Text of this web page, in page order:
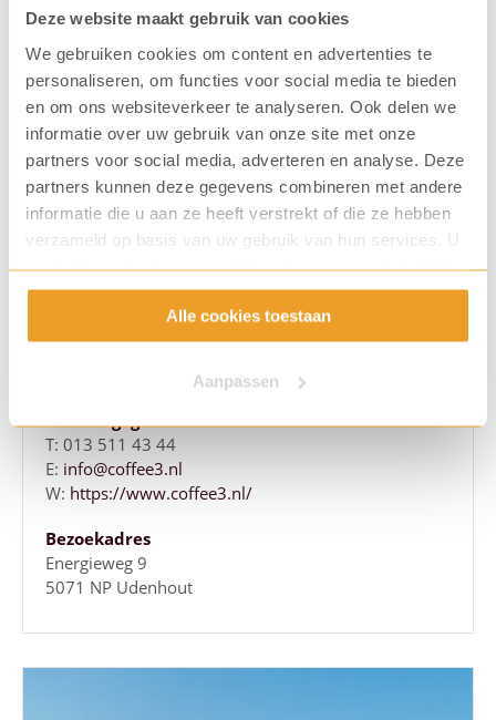
Deze website maakt gebruik van cookies
We gebruiken cookies om content en advertenties te
personaliseren, om functies voor social media te bieden
en om ons websiteverkeer te analyseren. Ook delen we
informatie over uw gebruik van onze site met onze
partners voor social media, adverteren en analyse. Deze
partners kunnen deze gegevens combineren met andere
informatie die u aan ze heeft verstrekt of die ze hebben
verzameld op basis van uw gebruik van hun services. U
gaat akkoord met onze cookies als u onze website blijft
gebruiken.
Alle cookies toestaan
Aanpassen
KoffiePartners Brabant (Coffee3)
Zuid, Midden en Oost Nederland
T: 013 511 43 44
E: info@coffee3.nl
W: https://www.coffee3.nl/
Bezoekadres
Energieweg 9
5071 NP Udenhout